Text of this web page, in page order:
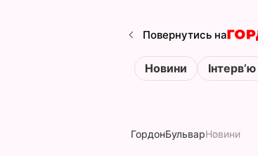
Повернутись на
Новини Інтервʼю
ГордонБульварНовини